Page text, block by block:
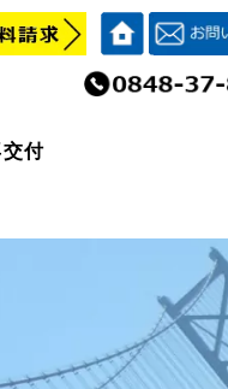
付
付